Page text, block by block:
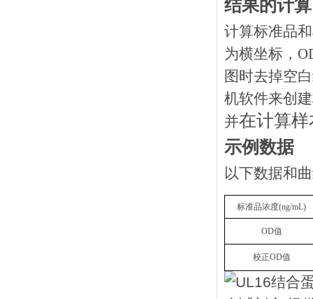
结果的计算
计算标准品
为横坐标，
图时去掉空
机软件来创
并在计算
示例数据
以下数据和
标准品浓度(ng/mL)
OD值
校正OD值